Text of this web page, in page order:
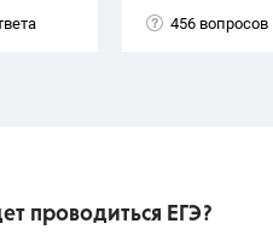
456 вопросов
проводиться ЕГЭ?